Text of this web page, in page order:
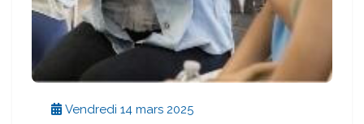
Informations pratiques
Date :
Vendredi 14 mars 2025